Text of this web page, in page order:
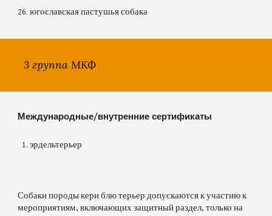
югославская пастушья собака
3 группа МКФ
Международные/внутренние сертификаты
эрдельтерьер
Собаки породы кери блю терьер допускаются к участию к
мероприятиям, включающих защитный раздел, только на